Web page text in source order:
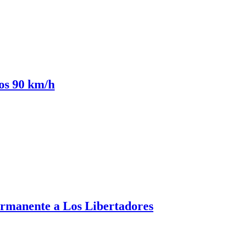
90 km/h
a Los Libertadores